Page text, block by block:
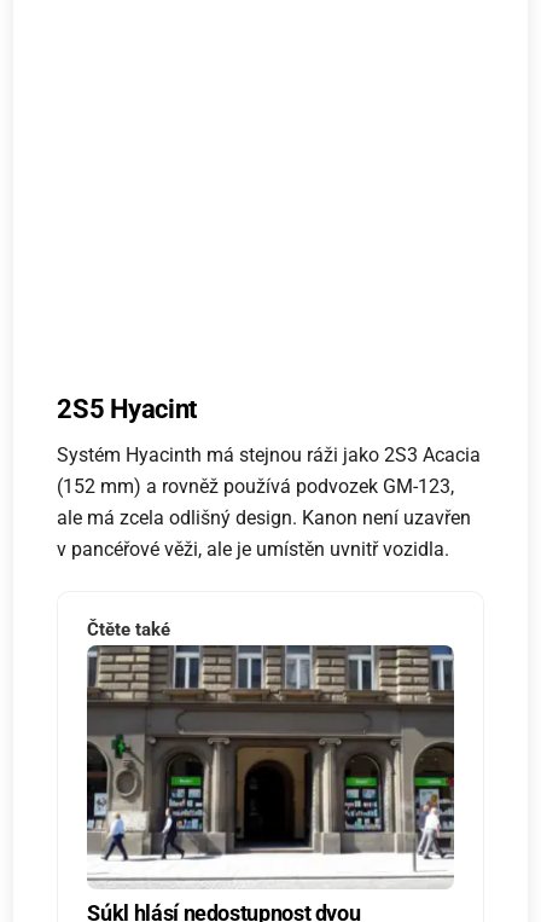
2S5 Hyacint
Systém Hyacinth má stejnou ráži jako 2S3 Acacia
(152 mm) a rovněž používá podvozek GM-123,
ale má zcela odlišný design. Kanon není uzavřen
v pancéřové věži, ale je umístěn uvnitř vozidla.
Čtěte také
Súkl hlásí nedostupnost dvou